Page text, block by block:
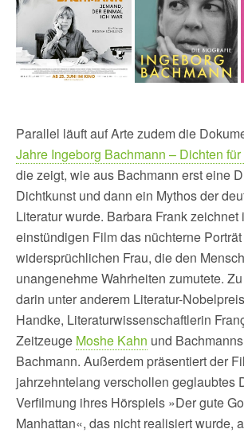
Parallel läuft auf Arte zudem die
Jahre Ingeborg Bachmann – Dichten
die zeigt, wie aus Bachmann erst eine
Dichtkunst und dann ein Mythos der
Literatur wurde. Barbara Frank zeichnet
einstündigen Film das nüchterne
widersprüchlichen Frau, die den
unangenehme Wahrheiten zumutete.
darin unter anderem Literatur-
Handke, Literaturwissenschaftlerin
Zeitzeuge Moshe Kahn und
Bachmann. Außerdem präsentiert der
jahrzehntelang verschollen geglaubtes
Verfilmung ihres Hörspiels »Der gute
Manhattan«, das nicht realisiert wurde,